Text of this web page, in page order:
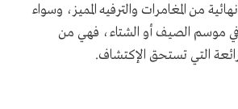
من المغامرات والترفيه المميز، وسواء
في موسم الصيف أو الشتاء، فهي من
التي تستحق الإكتشاف.